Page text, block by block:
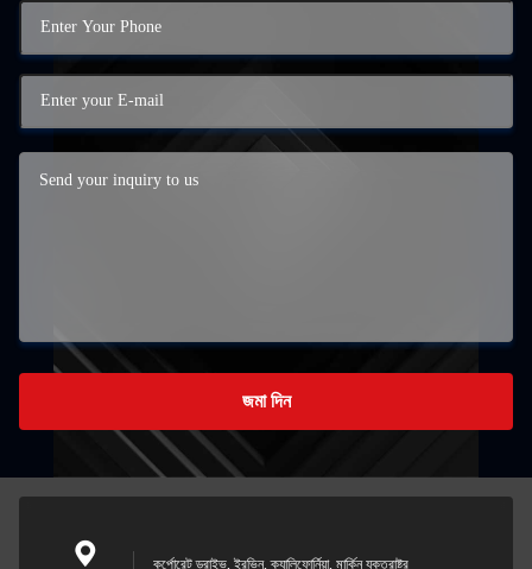
জমা দিন
কর্পোরেট ড্রাইভ, ইরভিন, ক্যালিফোর্নিয়া, মার্কিন যুক্তরাষ্ট্র